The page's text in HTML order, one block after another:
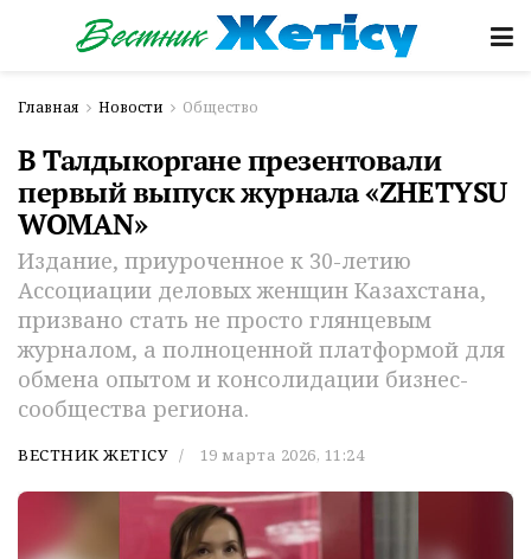
Главная Новости Общество
В Талдыкоргане презентовали
первый выпуск журнала «ZHETYSU
WOMAN»
Издание, приуроченное к 30-летию
Ассоциации деловых женщин Казахстана,
призвано стать не просто глянцевым
журналом, а полноценной платформой для
обмена опытом и консолидации бизнес-
сообщества региона.
ВЕСТНИК ЖЕТІСУ 19 марта 2026, 11:24